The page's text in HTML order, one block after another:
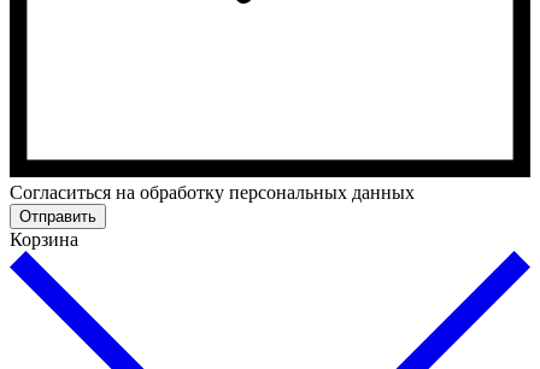
Cогласиться на обработку персональных данных
Отправить
Корзина